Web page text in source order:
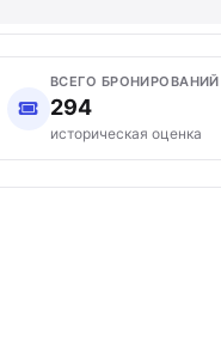
ВСЕГО БРОНИРОВАНИЙ
294
историческая оценка